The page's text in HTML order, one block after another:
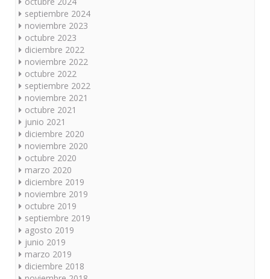
septiembre 2024
noviembre 2023
octubre 2023
diciembre 2022
noviembre 2022
octubre 2022
septiembre 2022
noviembre 2021
octubre 2021
junio 2021
diciembre 2020
noviembre 2020
octubre 2020
marzo 2020
diciembre 2019
noviembre 2019
octubre 2019
septiembre 2019
agosto 2019
junio 2019
marzo 2019
diciembre 2018